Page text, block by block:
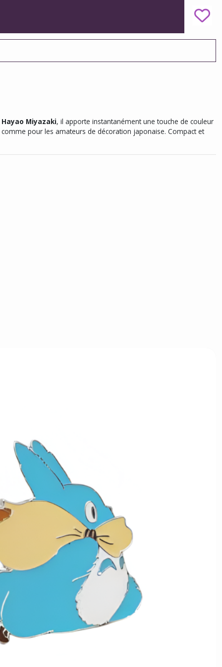
Hayao Miyazaki, il apporte instantanément une touche de couleur
pour les amateurs de décoration japonaise. Compact et